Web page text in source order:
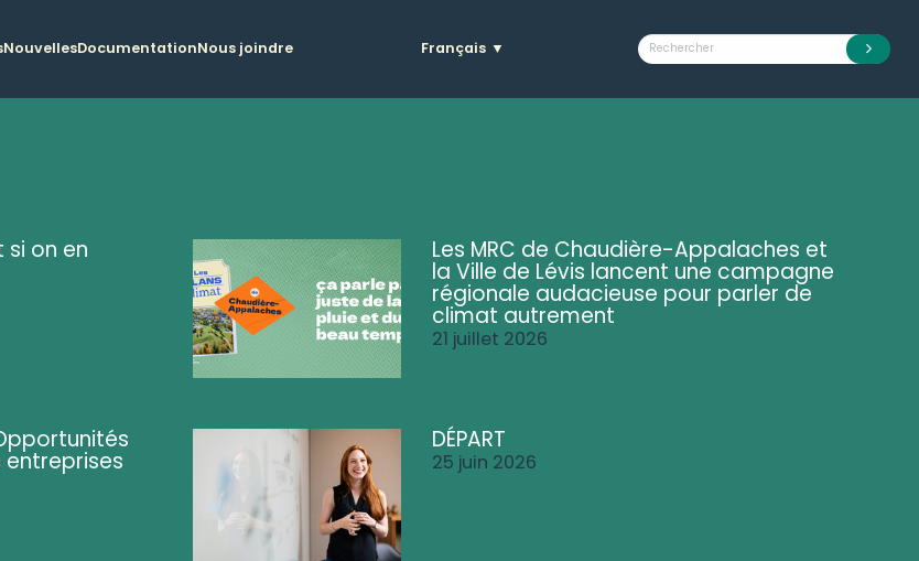
NouvellesDocumentationNous joindre Français ▼
si on en Les MRC de Chaudière-Appalaches et
la Ville de Lévis lancent une campagne
régionale audacieuse pour parler de
climat autrement
21 juillet 2026
DÉPART
25 juin 2026